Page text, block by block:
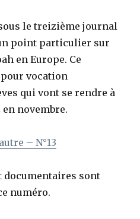
le treizième journal
point particulier sur
en Europe. Ce
vocation
qui vont se rendre à
novembre.
– N°13
documentaires sont
numéro.